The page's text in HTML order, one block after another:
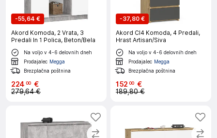
-55,64 €
Akord Komoda, 2 Vrata, 3
Predali In 1 Polica, Beton/Bela
Na voljo v 4-6 delovnih dneh
Prodajalec Megga
Brezplačna poštnina
224 00 €
279,64 €
-37,80 €
Akord Cl4 Komoda, 4 Predali,
Hrast Artisan/Siva
Na voljo v 4-6 delovnih dneh
Prodajalec Megga
Brezplačna poštnina
152 00 €
189,80 €